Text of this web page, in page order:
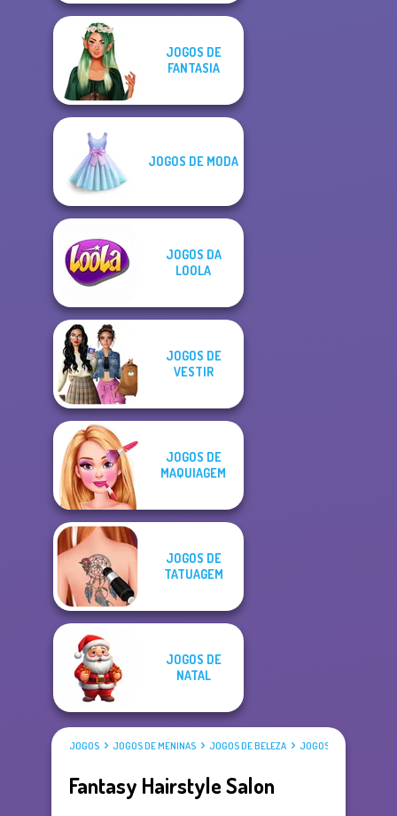
JOGOS DE
FANTASIA
JOGOS DE MODA
JOGOS DA
LOOLA
JOGOS DE
VESTIR
JOGOS DE
MAQUIAGEM
JOGOS DE
TATUAGEM
JOGOS DE
NATAL
JOGOS JOGOS DE MENINAS JOGOS DE BELEZA JOGOS DE VESTIR
Fantasy Hairstyle Salon